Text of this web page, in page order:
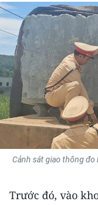
THỂ THAO
GIÁO DỤC
Y TẾ
KHOA HỌC - CÔNG
MÔI TRƯỜNG
BẠN ĐỌC
KIỂM CHỨNG
Cảnh sát giao thông
Trước đó, vào